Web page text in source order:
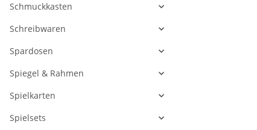
Schmuckkasten
Schreibwaren
Spardosen
Spiegel & Rahmen
Spielkarten
Spielsets